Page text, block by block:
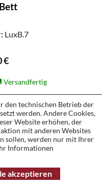
LuxB.7
€
Versandfertig
3
25
meistens das
den technischen Betrieb der
werden. Andere Cookies,
Website erhöhen, der
mit anderen Websites
sollen, werden nur mit Ihrer
Informationen
akzeptieren